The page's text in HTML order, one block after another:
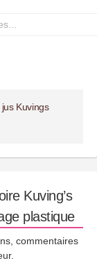
Kuvings
Kuving’s
plastique
commentaires